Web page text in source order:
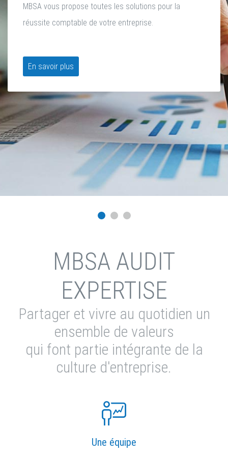
MBSA vous propose toutes les solutions pour la
réussite comptable de votre entreprise.
En savoir plus
Nous vous accompagnons dans chacun de vos projets
en mettant à votre disposition notre expertise solide.
En savoir plus
Notre équipe de spécialistes étudiera votre projet pour
limiter les risques et vous accompagner.
En savoir plus
MBSA AUDIT
EXPERTISE
Partager et vivre au quotidien un
ensemble de valeurs
qui font partie intégrante de la
culture d'entreprise.
Une équipe